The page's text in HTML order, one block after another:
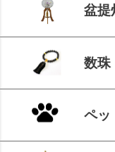
盆提
数珠
ペッ